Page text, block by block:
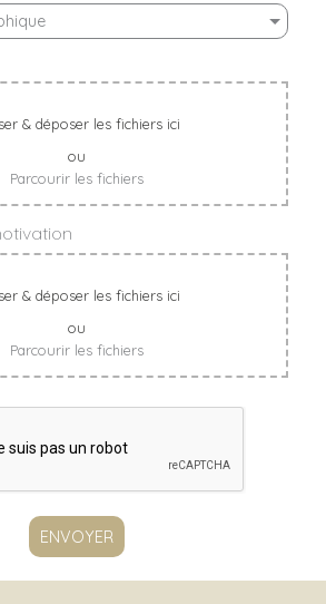
& déposer les fichiers ici
ou
Parcourir les fichiers
& déposer les fichiers ici
ou
Parcourir les fichiers